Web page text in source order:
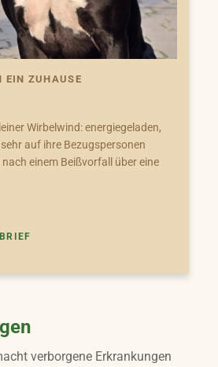
EIN ZUHAUSE
Wirbelwind: energiegeladen,
auf ihre Bezugspersonen
nach einem Beißvorfall über eine
verborgene Erkrankungen